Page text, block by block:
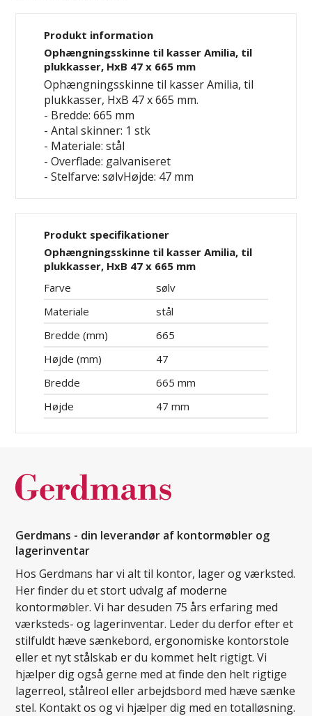
Produkt information
Ophængningsskinne til kasser Amilia, til
plukkasser, HxB 47 x 665 mm
Ophængningsskinne til kasser Amilia, til
plukkasser, HxB 47 x 665 mm.
- Bredde: 665 mm
- Antal skinner: 1 stk
- Materiale: stål
- Overflade: galvaniseret
- Stelfarve: sølvHøjde: 47 mm
Produkt specifikationer
Ophængningsskinne til kasser Amilia, til
plukkasser, HxB 47 x 665 mm
Farve
sølv
Materiale
stål
Bredde (mm)
665
Højde (mm)
47
Bredde
665 mm
Højde
47 mm
Gerdmans - din leverandør af kontormøbler og
lagerinventar
Hos Gerdmans har vi alt til kontor, lager og værksted.
Her finder du et stort udvalg af moderne
kontormøbler. Vi har desuden 75 års erfaring med
værksteds- og lagerinventar. Leder du derfor efter et
stilfuldt hæve sænkebord, ergonomiske kontorstole
eller et nyt stålskab er du kommet helt rigtigt. Vi
hjælper dig også gerne med at finde den helt rigtige
lagerreol, stålreol eller arbejdsbord med hæve sænke
stel. Kontakt os og vi hjælper dig med en totalløsning.